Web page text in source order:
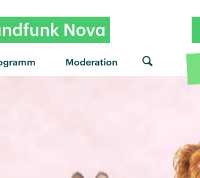
Moderation
von Carlita and Sofi Tukker ·